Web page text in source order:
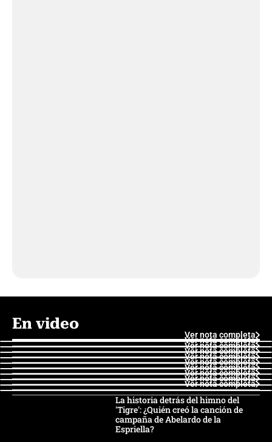
En video
Ver nota completa
Ver nota completa
Ver nota completa
Ver nota completa
Ver nota completa
Ver nota completa
Ver nota completa
Ver nota completa
Ver nota completa
Ver nota completa
La historia detrás del himno del
'Tigre': ¿Quién creó la canción de
campaña de Abelardo de la
Espriella?